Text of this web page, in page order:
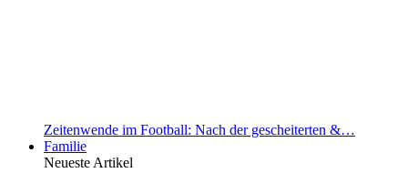
Zeitenwende im Football: Nach der gescheiterten &…
Familie
Neueste Artikel